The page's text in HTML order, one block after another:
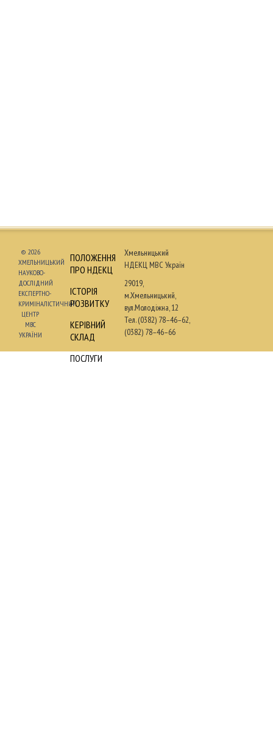
© 2026
ХМЕЛЬНИЦЬКИЙ
НАУКОВО-
ДОСЛІДНИЙ
ЕКСПЕРТНО-
КРИМІНАЛІСТИЧНИЙ
ЦЕНТР
МВС
УКРАЇНИ
ПОЛОЖЕННЯ
ПРО НДЕКЦ
ІСТОРІЯ
РОЗВИТКУ
КЕРІВНИЙ
СКЛАД
ПОСЛУГИ
Хмельницький
НДЕКЦ МВС Україн
29019,
м.Хмельницький,
вул.Молодіжна, 12
Тел. (0382) 78–46–62,
(0382) 78–46–66